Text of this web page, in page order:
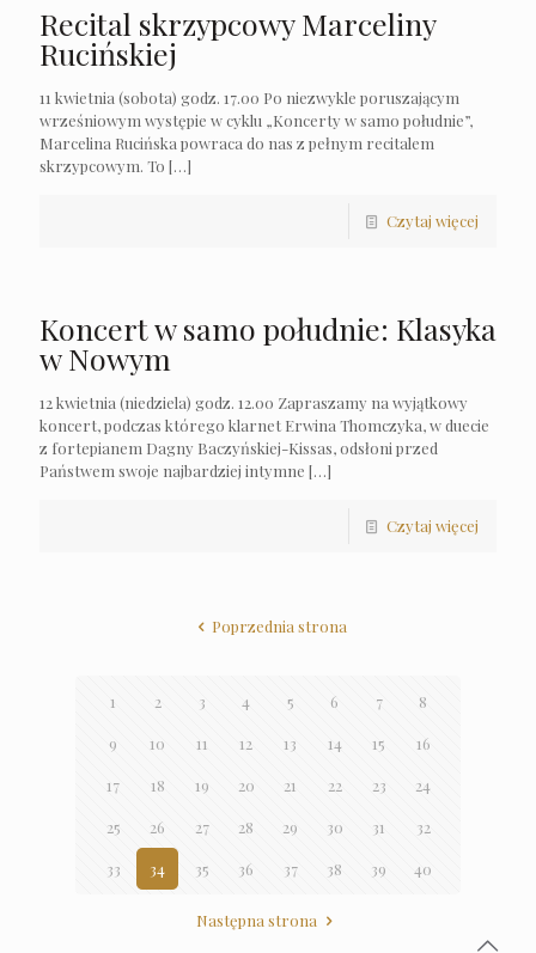
Recital skrzypcowy Marceliny
Rucińskiej
11 kwietnia (sobota) godz. 17.00 Po niezwykle poruszającym
wrześniowym występie w cyklu „Koncerty w samo południe”,
Marcelina Rucińska powraca do nas z pełnym recitalem
skrzypcowym. To […]
Czytaj więcej
Koncert w samo południe: Klasyka
w Nowym
12 kwietnia (niedziela) godz. 12.00 Zapraszamy na wyjątkowy
koncert, podczas którego klarnet Erwina Thomczyka, w duecie
z fortepianem Dagny Baczyńskiej-Kissas, odsłoni przed
Państwem swoje najbardziej intymne […]
Czytaj więcej
Poprzednia strona
1 2 3 4 5 6 7 8
9 10 11 12 13 14 15 16
17 18 19 20 21 22 23 24
25 26 27 28 29 30 31 32
33 34 35 36 37 38 39 40
Następna strona